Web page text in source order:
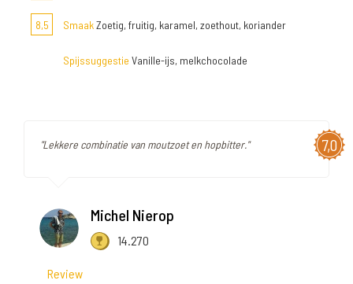
8,5 SmaakZoetig, fruitig, karamel, zoethout, koriander
Spijssuggestie Vanille-ijs, melkchocolade
7,0
"Lekkere combinatie van moutzoet en hopbitter."
Michel Nierop
14.270
Review